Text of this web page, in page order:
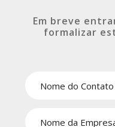
Em breve
formalizar